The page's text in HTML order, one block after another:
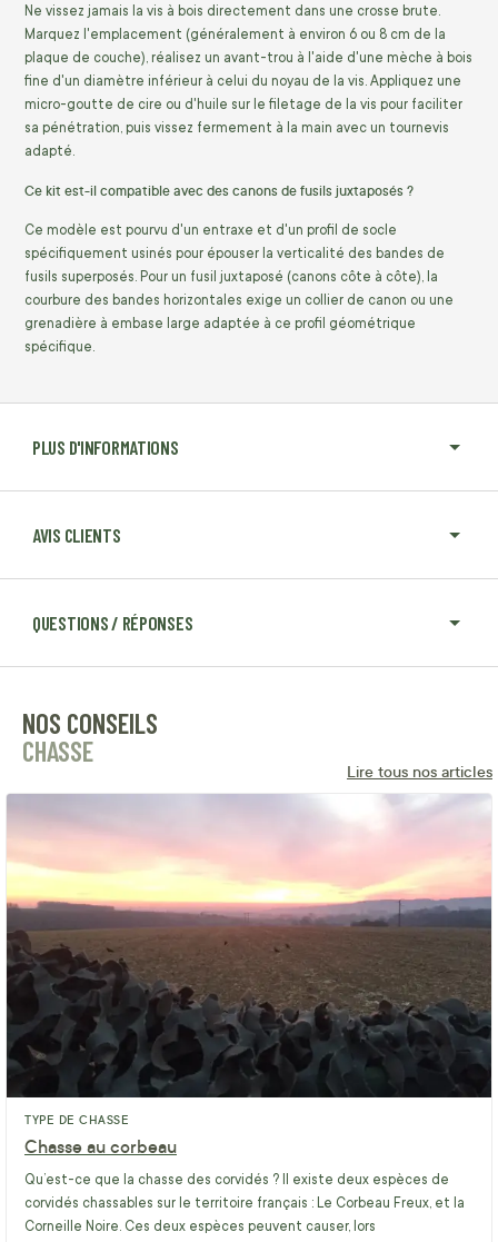
PLUS D'INFORMATIONS
AVIS CLIENTS
QUESTIONS / RÉPONSES
Ne vissez jamais la vis à bois directement dans une crosse brute.
Marquez l'emplacement (généralement à environ 6 ou 8 cm de la
plaque de couche), réalisez un avant-trou à l'aide d'une mèche à bois
fine d'un diamètre inférieur à celui du noyau de la vis. Appliquez une
micro-goutte de cire ou d'huile sur le filetage de la vis pour faciliter
sa pénétration, puis vissez fermement à la main avec un tournevis
adapté.
Ce kit est-il compatible avec des canons de fusils juxtaposés ?
Ce modèle est pourvu d'un entraxe et d'un profil de socle
spécifiquement usinés pour épouser la verticalité des bandes de
fusils superposés. Pour un fusil juxtaposé (canons côte à côte), la
courbure des bandes horizontales exige un collier de canon ou une
grenadière à embase large adaptée à ce profil géométrique
spécifique.
NOS CONSEILS
CHASSE
Lire tous nos articles
TYPE DE CHASSE
Chasse au corbeau
Qu’est-ce que la chasse des corvidés ? Il existe deux espèces de
corvidés chassables sur le territoire français : Le Corbeau Freux, et la
Corneille Noire. Ces deux espèces peuvent causer, lors